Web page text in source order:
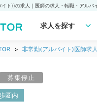
求人を探す
非常勤(アルバイト)医師求人
募集停止
圏内